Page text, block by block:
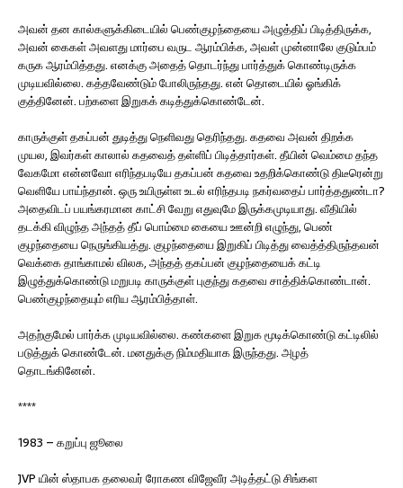
அவன் தன கால்களுக்கிடையில் பெண்குழந்தையை அழுத்திப் பிடித்திருக்க,
அவன் கைகள் அவளது மார்பை வருட ஆரம்பிக்க, அவள் முன்னாலே குடும்பம்
கருக ஆரம்பித்தது. எனக்கு அதைத் தொடர்ந்து பார்த்துக் கொண்டிருக்க
முடியவில்லை. கத்தவேண்டும் போலிருந்தது. என் தொடையில் ஓங்கிக்
குத்தினேன். பற்களை இறுகக் கடித்துக்கொண்டேன்.
காருக்குள் தகப்பன் துடித்து நெளிவது தெரிந்தது. கதவை அவன் திறக்க
முயல, இவர்கள் காலால் கதவைத் தள்ளிப் பிடித்தார்கள். தீயின் வெம்மை தந்த
வேகமோ என்னவோ எரிந்தபடியே தகப்பன் கதவை உதறிக்கொண்டு திடீரென்று
வெளியே பாய்ந்தான். ஒரு உயிருள்ள உடல் எரிந்தபடி நகர்வதைப் பார்த்ததுண்டா?
அதைவிடப் பயங்கரமான காட்சி வேறு எதுவுமே இருக்கமுடியாது. வீதியில்
தடக்கி விழுந்த அந்தத் தீப் பொம்மை கையை ஊன்றி எழுந்து, பெண்
குழந்தையை நெருங்கியத்து. குழந்தையை இறுகிப் பிடித்து வைத்த்திருந்தவன்
வெக்கை தாங்காமல் விலக, அந்தத் தகப்பன் குழந்தையைக் கட்டி
இழுத்துக்கொண்டு மறுபடி காருக்குள் புகுந்து கதவை சாத்திக்கொண்டான்.
பெண்குழந்தையும் எரிய ஆரம்பித்தாள்.
அதற்குமேல் பார்க்க முடியவில்லை. கண்களை இறுக மூடிக்கொண்டு கட்டிலில்
படுத்துக் கொண்டேன். மனதுக்கு நிம்மதியாக இருந்தது. அழத்
தொடங்கினேன்.
****
1983 – கறுப்பு ஜூலை
JVP யின் ஸ்தாபக தலைவர் ரோகண விஜேவீர அடித்தட்டு சிங்கள